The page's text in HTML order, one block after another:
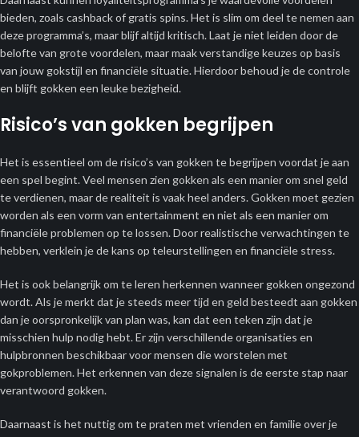
bieden, zoals cashback of gratis spins. Het is slim om deel te nemen aan
deze programma’s, maar blijf altijd kritisch. Laat je niet leiden door de
belofte van grote voordelen, maar maak verstandige keuzes op basis
van jouw gokstijl en financiële situatie. Hierdoor behoud je de controle
en blijft gokken een leuke bezigheid.
Risico’s van gokken begrijpen
Het is essentieel om de risico’s van gokken te begrijpen voordat je aan
een spel begint. Veel mensen zien gokken als een manier om snel geld
te verdienen, maar de realiteit is vaak heel anders. Gokken moet gezien
worden als een vorm van entertainment en niet als een manier om
financiële problemen op te lossen. Door realistische verwachtingen te
hebben, verklein je de kans op teleurstellingen en financiële stress.
Het is ook belangrijk om te leren herkennen wanneer gokken ongezond
wordt. Als je merkt dat je steeds meer tijd en geld besteedt aan gokken
dan je oorspronkelijk van plan was, kan dat een teken zijn dat je
misschien hulp nodig hebt. Er zijn verschillende organisaties en
hulpbronnen beschikbaar voor mensen die worstelen met
gokproblemen. Het erkennen van deze signalen is de eerste stap naar
verantwoord gokken.
Daarnaast is het nuttig om te praten met vrienden en familie over je